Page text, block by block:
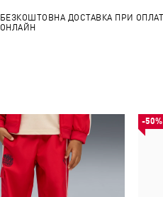
БЕЗКОШТОВНА ДОСТАВКА ПРИ
ОНЛАЙН
-50%